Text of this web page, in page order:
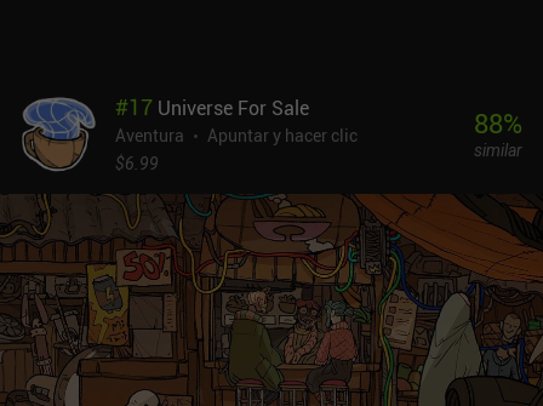
#17 Universe For Sale
Aventura
Apuntar y hacer clic
$6.99
88%
similar